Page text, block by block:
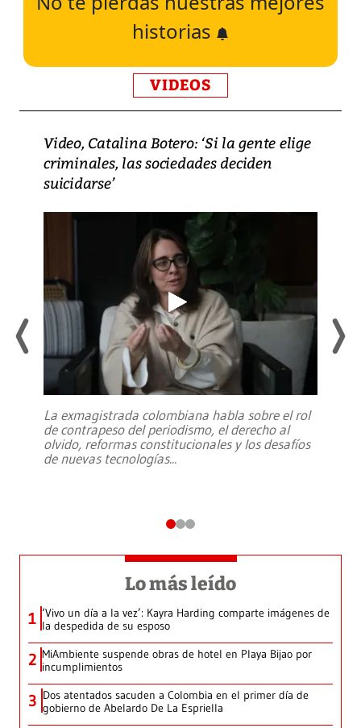
historias
VIDEOS
Video, Catalina Botero: ‘Si la gente elige
criminales, las sociedades deciden
suicidarse’
La exmagistrada colombiana habla sobre el rol
de contrapeso del periodismo, el derecho al
olvido, reformas constitucionales y los desafíos
de nuevas tecnologías...
Lo más leído
1 ‘Vivo un día a la vez’: Kayra Harding comparte imágenes de
la despedida de su esposo
2 MiAmbiente suspende obras de hotel en Playa Bijao por
incumplimientos
3 Dos atentados sacuden a Colombia en el primer día de
gobierno de Abelardo De La Espriella